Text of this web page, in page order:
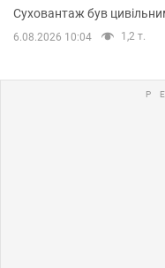
Суховантаж був
6.08.2026 10:04 1,2 т.